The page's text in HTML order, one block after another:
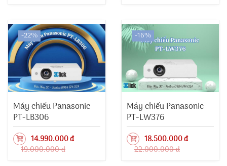
-22%
Máy chiếu Panasonic
PT-LB306
14.990.000 đ
19.000.000 đ
-16%
Máy chiếu Panasonic
PT-LW376
18.500.000 đ
22.000.000 đ